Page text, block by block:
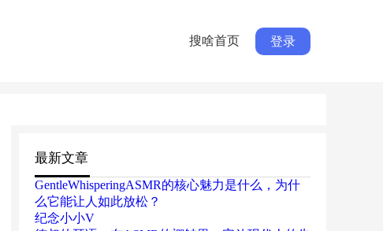
搜啥首页 登录
最新文章
GentleWhisperingASMR的核心魅力是什么，为什
么它能让人如此放松？
纪念小小V